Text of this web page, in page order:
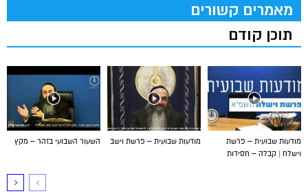
מאמרים קשורים
תוכן קודם
השעור השבועי בזהר – מקץ מודעות שבועית – פרשת וישב
מודעות שבועית – פרשת
וישלח | קבלה – חסידות